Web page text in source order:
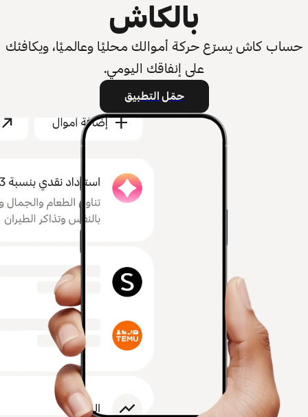
بالكاش
حساب كاش يسرّع حركة أموالك محليًا وعالميًا، ويكافئك
على إنفاقك اليومي.
حمّل التطبيق